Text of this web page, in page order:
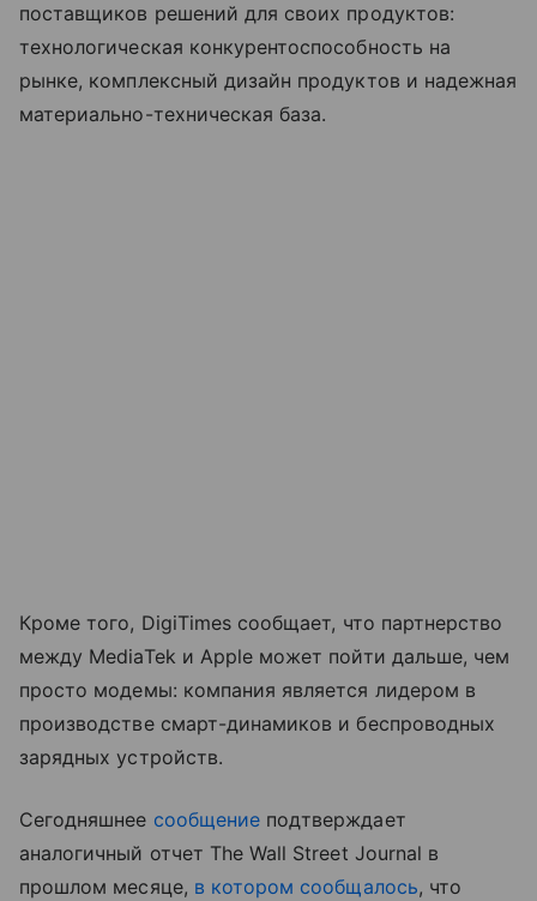
поставщиков решений для своих продуктов:
технологическая конкурентоспособность на
рынке, комплексный дизайн продуктов и надежная
материально-техническая база.
Кроме того, DigiTimes сообщает, что партнерство
между MediaTek и Apple может пойти дальше, чем
просто модемы: компания является лидером в
производстве смарт-динамиков и беспроводных
зарядных устройств.
Сегодняшнее сообщение подтверждает
аналогичный отчет The Wall Street Journal в
прошлом месяце, в котором сообщалось, что